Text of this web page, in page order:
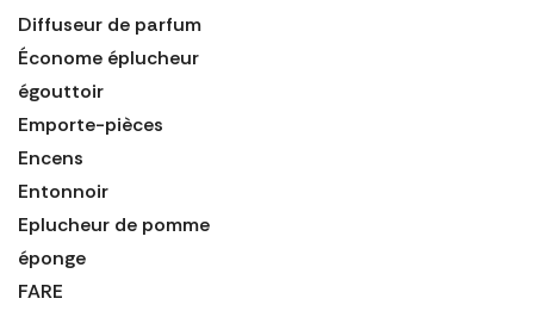
Diffuseur de parfum
Économe éplucheur
égouttoir
Emporte-pièces
Encens
Entonnoir
Eplucheur de pomme
éponge
FARE